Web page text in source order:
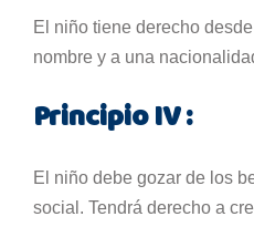
El niño tiene derecho
nombre y a una
Principio IV :
El niño debe gozar de los
social. Tendrá derecho a